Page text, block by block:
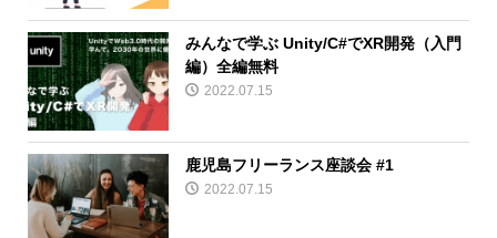
みんなで学ぶ Unity/C#でXR開発（入門
編）全編無料
2022.07.15
鹿児島フリーランス座談会 #1
2022.07.15